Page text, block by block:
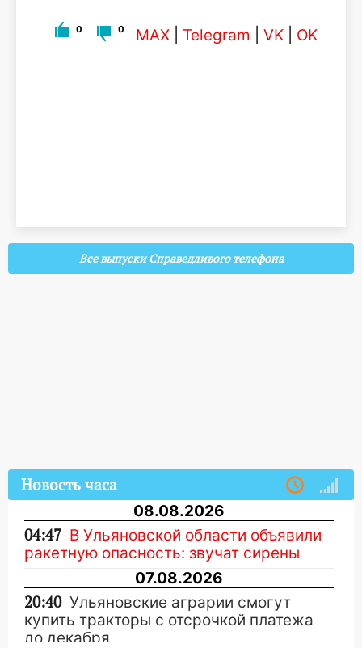
0 0 MAX Telegram VK OK
Все выпуски Справедливого телефона
Новость часа
08.08.2026
04:47 В Ульяновской области объявили
ракетную опасность: звучат сирены
07.08.2026
20:40 Ульяновские аграрии смогут
купить тракторы с отсрочкой платежа
до декабря